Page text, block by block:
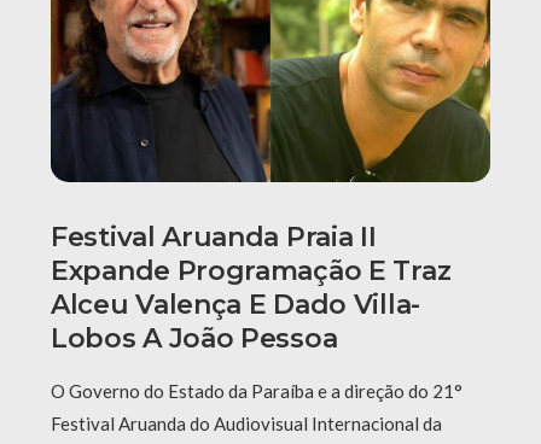
Festival Aruanda Praia II
Expande Programação E Traz
Alceu Valença E Dado Villa-
Lobos A João Pessoa
O Governo do Estado da Paraíba e a direção do 21°
Festival Aruanda do Audiovisual Internacional da